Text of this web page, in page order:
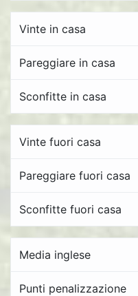
Vinte in casa
Pareggiare in casa
Sconfitte in casa
Vinte fuori casa
Pareggiare fuori casa
Sconfitte fuori casa
Media inglese
Punti penalizzazione